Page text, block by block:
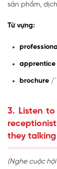
sản phẩm,
Từ vựng:
professional
apprentice
brochure /
3. Listen
they
(Nghe cuộc